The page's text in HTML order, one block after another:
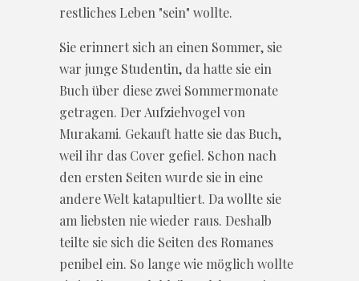
restliches Leben "sein" wollte.
Sie erinnert sich an einen Sommer, sie
war junge Studentin, da hatte sie ein
Buch über diese zwei Sommermonate
getragen. Der Aufziehvogel von
Murakami. Gekauft hatte sie das Buch,
weil ihr das Cover gefiel. Schon nach
den ersten Seiten wurde sie in eine
andere Welt katapultiert. Da wollte sie
am liebsten nie wieder raus. Deshalb
teilte sie sich die Seiten des Romanes
penibel ein. So lange wie möglich wollte